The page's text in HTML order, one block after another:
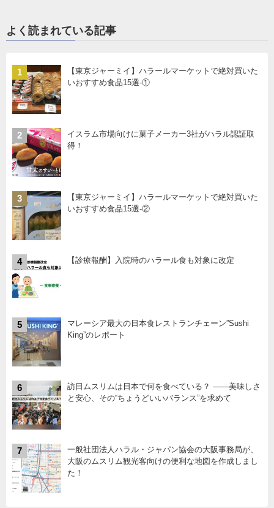
よく読まれている記事
1
【東京ジャーミイ】ハラールマーケットで絶対買いた
いおすすめ食品15選-①
2
イスラム市場向けに菓子メーカー3社がハラル認証取
得！
3
【東京ジャーミイ】ハラールマーケットで絶対買いた
いおすすめ食品15選-②
4 【診療報酬】入院時のハラール食も対象に改定
5
マレーシア最大の日本食レストランチェーン”Sushi
King”のレポート
6
訪日ムスリムは日本で何を食べている？ ――美味しさ
と安心、その“ちょうどいいバランス”を求めて
7
一般社団法人ハラル・ジャパン協会の大阪事務局が、
大阪のムスリム観光客向けの便利な地図を作成しまし
た！